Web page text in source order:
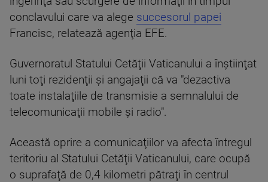
conclavului care va alege succesorul papei
Francisc, relatează agenţia EFE.
Guvernoratul Statului Cetăţii Vaticanului a înştiinţat
luni toţi rezidenţii şi angajaţii că va "dezactiva
toate instalaţiile de transmisie a semnalului de
telecomunicaţii mobile şi radio".
Această oprire a comunicaţiilor va afecta întregul
teritoriu al Statului Cetăţii Vaticanului, care ocupă
o suprafaţă de 0,4 kilometri pătraţi în centrul